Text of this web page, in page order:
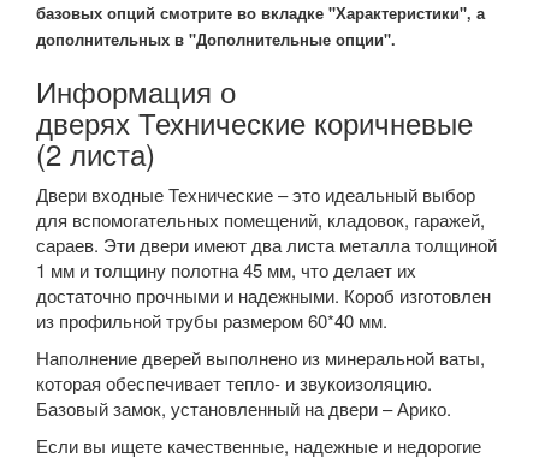
базовых опций смотрите во вкладке "Характеристики", а
дополнительных в "Дополнительные опции".
Информация о
дверях Технические коричневые
(2 листа)
Двери входные Технические – это идеальный выбор
для вспомогательных помещений, кладовок, гаражей,
сараев. Эти двери имеют два листа металла толщиной
1 мм и толщину полотна 45 мм, что делает их
достаточно прочными и надежными. Короб изготовлен
из профильной трубы размером 60*40 мм.
Наполнение дверей выполнено из минеральной ваты,
которая обеспечивает тепло- и звукоизоляцию.
Базовый замок, установленный на двери – Арико.
Если вы ищете качественные, надежные и недорогие